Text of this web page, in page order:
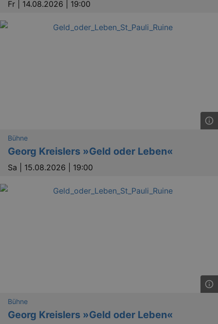
Fr | 14.08.2026 | 19:00
Bühne
Georg Kreislers »Geld oder Leben«
Sa | 15.08.2026 | 19:00
Bühne
Georg Kreislers »Geld oder Leben«